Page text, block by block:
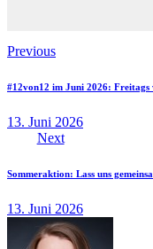
Previous
#12von12 im Juni 2026: Freitags
13. Juni 2026
Next
Sommeraktion: Lass uns
13. Juni 2026